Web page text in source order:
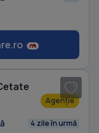
Agenție
4 zile în urmă